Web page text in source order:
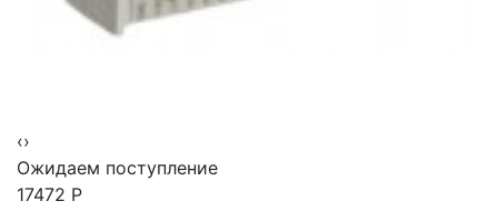
‹›
Ожидаем поступление
17472 Р